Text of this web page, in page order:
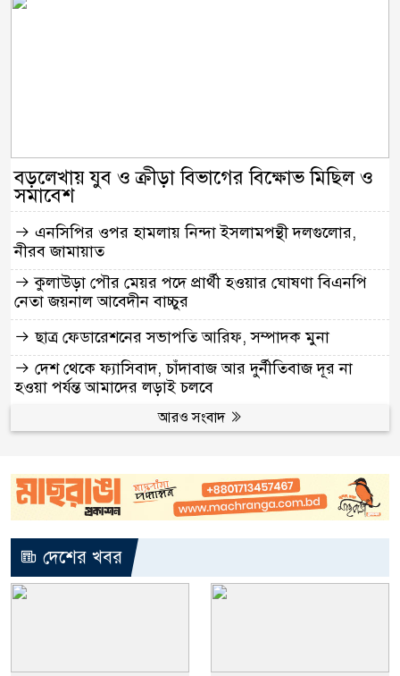
বড়লেখায় যুব ও ক্রীড়া বিভাগের বিক্ষোভ মিছিল ও
সমাবেশ
এনসিপির ওপর হামলায় নিন্দা ইসলামপন্থী দলগুলোর,
নীরব জামায়াত
কুলাউড়া পৌর মেয়র পদে প্রার্থী হওয়ার ঘোষণা বিএনপি
নেতা জয়নাল আবেদীন বাচ্চুর
ছাত্র ফেডারেশনের সভাপতি আরিফ, সম্পাদক মুনা
দেশ থেকে ফ্যাসিবাদ, চাঁদাবাজ আর দুর্নীতিবাজ দূর না
হওয়া পর্যন্ত আমাদের লড়াই চলবে
আরও সংবাদ
দেশের খবর